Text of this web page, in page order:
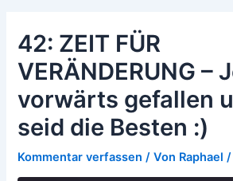
42: ZEIT FÜR
VERÄNDERUNG –
vorwärts gefallen
seid die Besten :)
Kommentar verfassen / Von Raphael